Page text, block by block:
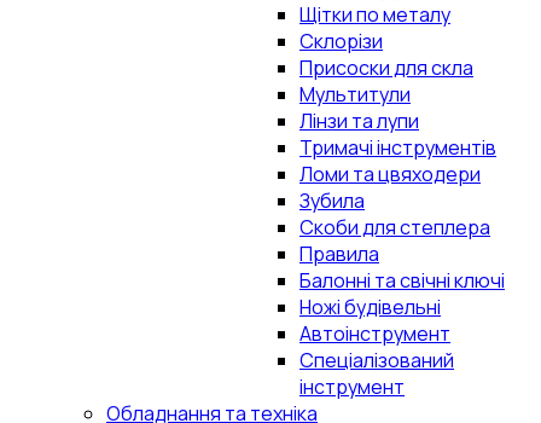
Щітки по металу
Склорізи
Присоски для скла
Мультитули
Лінзи та лупи
Тримачі інструментів
Ломи та цвяходери
Зубила
Скоби для степлера
Правила
Балонні та свічні ключі
Ножі будівельні
Автоінструмент
Спеціалізований
інструмент
Обладнання та техніка